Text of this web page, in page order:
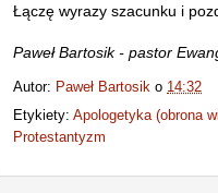
Łączę wyrazy szacunku i
Paweł Bartosik - pastor
Autor: Paweł Bartosik o 14:32
Etykiety: Apologetyka (obrona
Protestantyzm